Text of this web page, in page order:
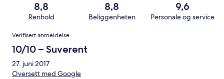
8,8
Renhold
8,8
Beliggenheten
9,6
Personale og service
Anmeldelser
Verifisert anmeldelse
10/10 – Suverent
27. juni 2017
Oversett med Google